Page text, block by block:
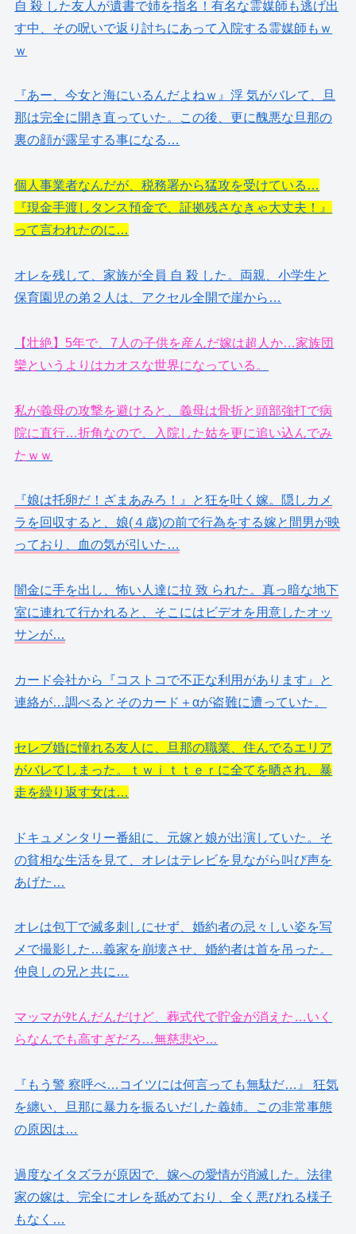
自 殺 した友人が遺書で姉を指名！有名な霊媒師も逃げ出
す中、その呪いで返り討ちにあって入院する霊媒師もｗ
ｗ
『あー、今女と海にいるんだよねｗ』浮 気がバレて、旦
那は完全に開き直っていた。この後、更に醜悪な旦那の
裏の顔が露呈する事になる…
個人事業者なんだが、税務署から猛攻を受けている…
『現金手渡しタンス預金で、証拠残さなきゃ大丈夫！』
って言われたのに…
オレを残して、家族が全員 自 殺 した。両親、小学生と
保育園児の弟２人は、アクセル全開で崖から…
【壮絶】5年で、7人の子供を産んだ嫁は超人か…家族団
欒というよりはカオスな世界になっている。
私が義母の攻撃を避けると、義母は骨折と頭部強打で病
院に直行…折角なので、入院した姑を更に追い込んでみ
たｗｗ
『娘は托卵だ！ざまあみろ！』と狂を吐く嫁。隠しカメ
ラを回収すると、娘(４歳)の前で行為をする嫁と間男が映
っており、血の気が引いた…
闇金に手を出し、怖い人達に拉 致 られた。真っ暗な地下
室に連れて行かれると、そこにはビデオを用意したオッ
サンが…
カード会社から『コストコで不正な利用があります』と
連絡が…調べるとそのカード＋αが盗難に遭っていた。
セレブ婚に憧れる友人に、旦那の職業、住んでるエリア
がバレてしまった。ｔｗｉｔｔｅｒに全てを晒され、暴
走を繰り返す女は…
ドキュメンタリー番組に、元嫁と娘が出演していた。そ
の貧相な生活を見て、オレはテレビを見ながら叫び声を
あげた…
オレは包丁で滅多刺しにせず、婚約者の忌々しい姿を写
メで撮影した…義家を崩壊させ、婚約者は首を吊った。
仲良しの兄と共に…
マッマがﾀﾋんだんだけど、葬式代で貯金が消えた…いく
らなんでも高すぎだろ…無慈悲や…
『もう警 察呼べ…コイツには何言っても無駄だ…』 狂気
を纏い、旦那に暴力を振るいだした義姉。この非常事態
の原因は…
過度なイタズラが原因で、嫁への愛情が消滅した。法律
家の嫁は、完全にオレを舐めており、全く悪びれる様子
もなく…